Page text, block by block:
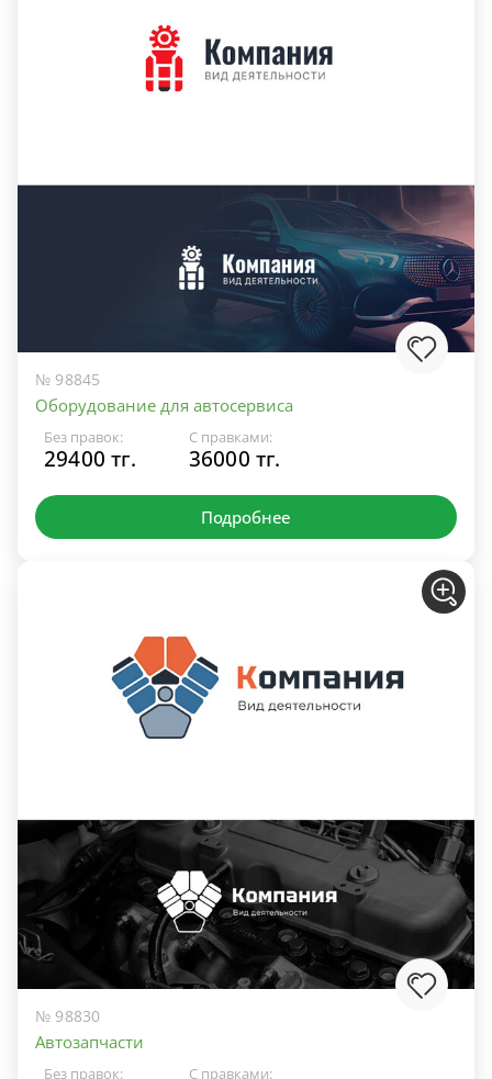
№ 98845
Оборудование для автосервиса
Без правок:
29400 тг.
С правками:
36000 тг.
Подробнее
№ 98830
Автозапчасти
Без правок: С правками: